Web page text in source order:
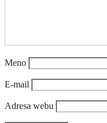
Meno
E-mail
Adresa webu